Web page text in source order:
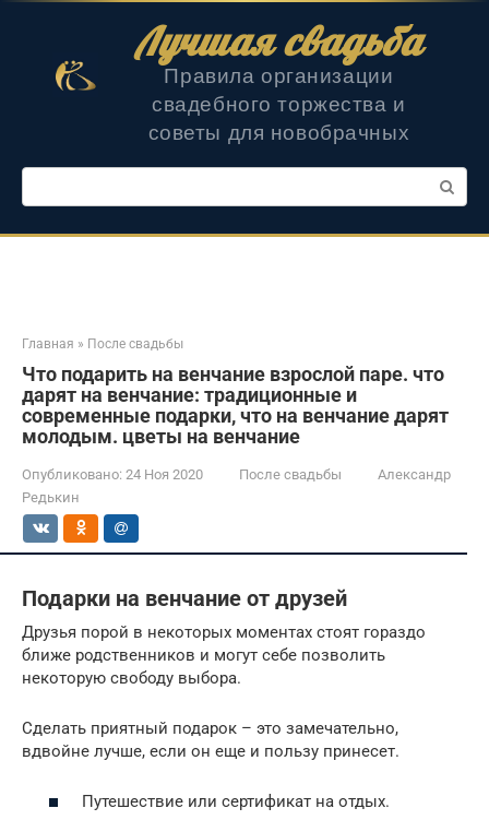
Лучшая свадьба
Правила организации
свадебного торжества и
советы для новобрачных
Поиск:
Главная » После свадьбы
Что подарить на венчание взрослой паре. что
дарят на венчание: традиционные и
современные подарки, что на венчание дарят
молодым. цветы на венчание
Опубликовано: 24 Ноя 2020 После свадьбы
Александр
Редькин
Подарки на венчание от друзей
Друзья порой в некоторых моментах стоят гораздо
ближе родственников и могут себе позволить
некоторую свободу выбора.
Сделать приятный подарок – это замечательно,
вдвойне лучше, если он еще и пользу принесет.
Путешествие или сертификат на отдых.